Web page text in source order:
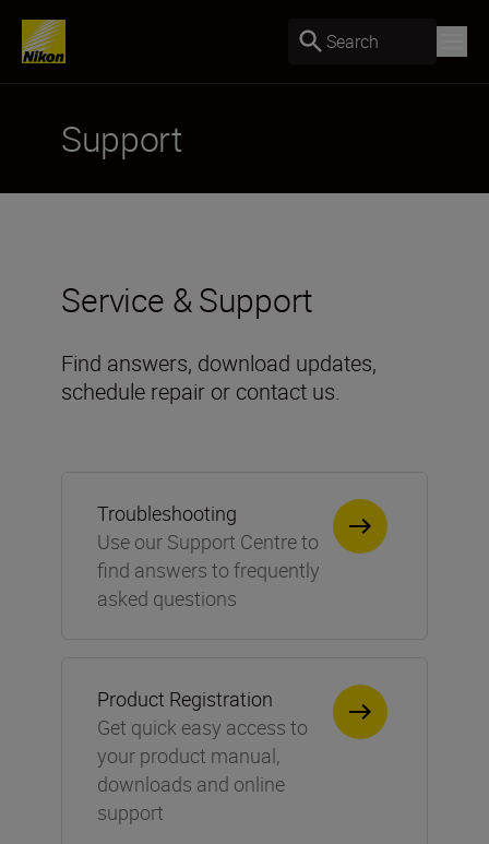
Search
Support
Troubleshooting
Use our Support Centre to
find answers to frequently
asked questions
Product Registration
Get quick easy access to
your product manual,
downloads and online
support
Service & Support
Find answers, download updates,
schedule repair or contact us.